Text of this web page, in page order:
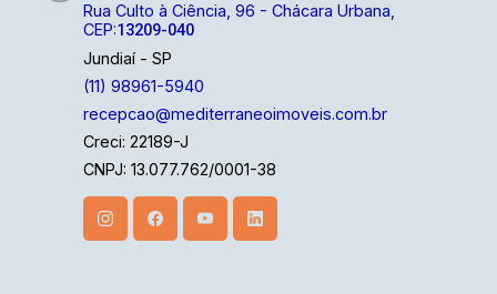
Rua Culto à Ciência, 96 - Chácara Urbana,
CEP:13209-040
Jundiaí - SP
(11) 98961-5940
recepcao@mediterraneoimoveis.com.br
Creci: 22189-J
CNPJ: 13.077.762/0001-38